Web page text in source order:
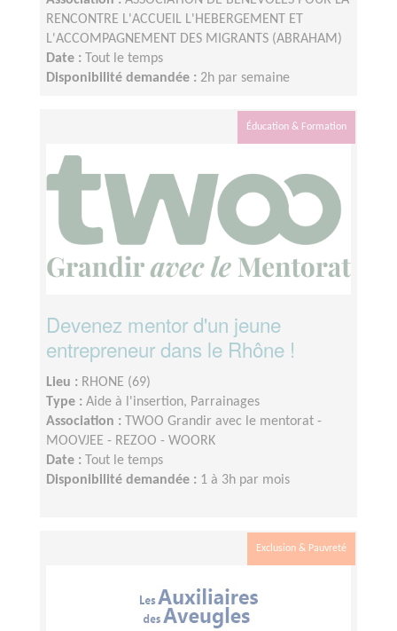
RENCONTRE L'ACCUEIL L'HEBERGEMENT ET
L'ACCOMPAGNEMENT DES MIGRANTS (ABRAHAM)
Date :
Tout le temps
Disponibilité demandée : 2h par semaine
Éducation & Formation
Devenez mentor d'un jeune
entrepreneur dans le Rhône !
Lieu : RHONE (69)
Type : Aide à l'insertion, Parrainages
Association :
TWOO Grandir avec le mentorat -
MOOVJEE - REZOO - WOORK
Date :
Tout le temps
Disponibilité demandée : 1 à 3h par mois
Exclusion & Pauvreté